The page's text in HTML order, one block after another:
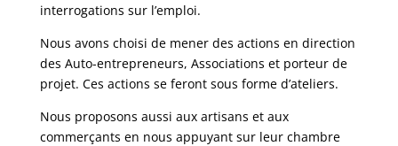
interrogations sur l’emploi.
Nous avons choisi de mener des actions en direction
des Auto-entrepreneurs, Associations et porteur de
projet. Ces actions se feront sous forme d’ateliers.
Nous proposons aussi aux artisans et aux
commerçants en nous appuyant sur leur chambre